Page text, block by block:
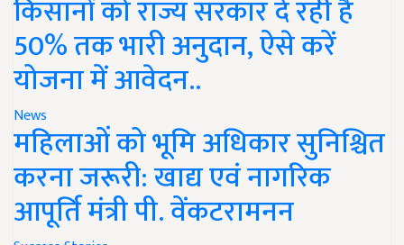
किसानों को राज्य सरकार दे रही है
50% तक भारी अनुदान, ऐसे करें
योजना में आवेदन..
News
महिलाओं को भूमि अधिकार सुनिश्चित
करना जरूरी: खाद्य एवं नागरिक
आपूर्ति मंत्री पी. वेंकटरामनन